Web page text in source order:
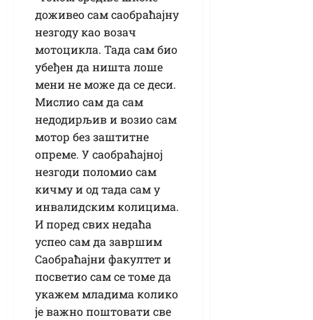
доживео сам саобраћајну
незгоду као возач
мотоцикла. Тада сам био
убеђен да ништа лоше
мени не може да се деси.
Мислио сам да сам
недодирљив и возио сам
мотор без заштитне
опреме. У саобраћајној
незгоди поломио сам
кичму и од тада сам у
инвалидским колицима.
И поред свих недаћа
успео сам да завршим
Саобраћајни факултет и
посветио сам се томе да
укажем младима колико
је важно поштовати све